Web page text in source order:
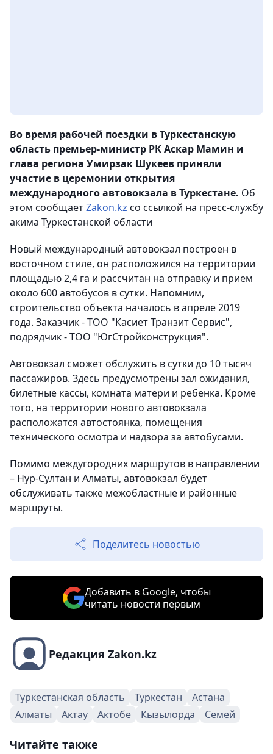
Во время рабочей поездки в Туркестанскую
область премьер-министр РК Аскар Мамин и
глава региона Умирзак Шукеев приняли
участие в церемонии открытия
международного автовокзала в Туркестане. Об
этом сообщаетZakon.kz со ссылкой на пресс-службу
акима Туркестанской области
Новый международный автовокзал построен в
восточном стиле, он расположился на территории
площадью 2,4 га и рассчитан на отправку и прием
около 600 автобусов в сутки. Напомним,
строительство объекта началось в апреле 2019
года. Заказчик - ТОО "Касиет Транзит Сервис",
подрядчик - ТОО "ЮгСтройконструкция".
Автовокзал сможет обслужить в сутки до 10 тысяч
пассажиров. Здесь предусмотрены зал ожидания,
билетные кассы, комната матери и ребенка. Кроме
того, на территории нового автовокзала
расположатся автостоянка, помещения
технического осмотра и надзора за автобусами.
Помимо междугородних маршрутов в направлении
– Нур-Султан и Алматы, автовокзал будет
обслуживать также межобластные и районные
маршруты.
Поделитесь новостью
Добавить в Google, чтобы
читать новости первым
Редакция Zakon.kz
Туркестанская область Туркестан
Астана
Алматы
Актау Актобе Кызылорда Семей
Читайте также